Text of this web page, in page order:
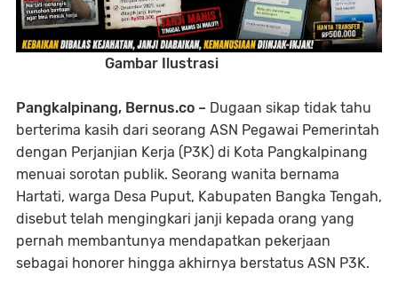
Gambar Ilustrasi
Pangkalpinang, Bernus.co – Dugaan sikap tidak tahu
berterima kasih dari seorang ASN Pegawai Pemerintah
dengan Perjanjian Kerja (P3K) di Kota Pangkalpinang
menuai sorotan publik. Seorang wanita bernama
Hartati, warga Desa Puput, Kabupaten Bangka Tengah,
disebut telah mengingkari janji kepada orang yang
pernah membantunya mendapatkan pekerjaan
sebagai honorer hingga akhirnya berstatus ASN P3K.